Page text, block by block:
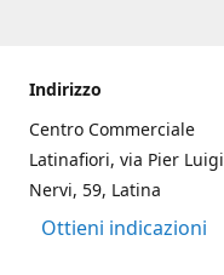
Indirizzo
Centro Commerciale
Latinafiori, via Pier Luigi
Nervi, 59, Latina
Ottieni indicazioni